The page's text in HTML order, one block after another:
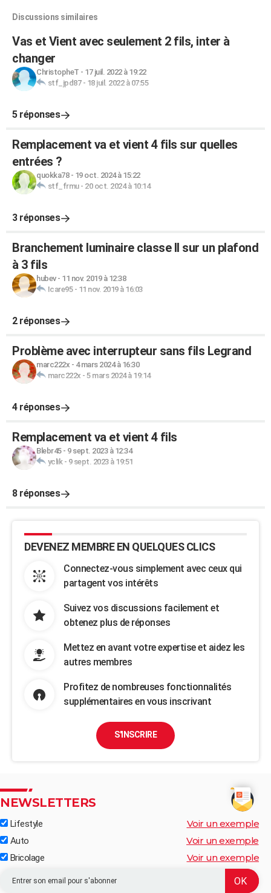
Discussions similaires
Vas et Vient avec seulement 2 fils, inter à
changer
ChristopheT - 17 juil. 2022 à 19:22
stf_jpd87- 18 juil. 2022 à 07:55
5 réponses
Remplacement va et vient 4 fils sur quelles
entrées ?
quokka78- 19 oct. 2024 à 15:22
stf_frmu- 20 oct. 2024 à 10:14
3 réponses
Branchement luminaire classe II sur un plafond
à 3 fils
hubev- 11 nov. 2019 à 12:38
Icare95- 11 nov. 2019 à 16:03
2 réponses
Problème avec interrupteur sans fils Legrand
marc222x - 4 mars 2024 à 16:30
marc222x - 5 mars 2024 à 19:14
4 réponses
Remplacement va et vient 4 fils
Blebr45- 9 sept. 2023 à 12:34
yclik- 9 sept. 2023 à 19:51
8 réponses
DEVENEZ MEMBRE EN QUELQUES CLICS
Connectez-vous simplement avec ceux qui
partagent vos intérêts
Suivez vos discussions facilement et
obtenez plus de réponses
Mettez en avant votre expertise et aidez les
autres membres
Profitez de nombreuses fonctionnalités
supplémentaires en vous inscrivant
S'INSCRIRE
NEWSLETTERS
Lifestyle Voir un exemple
Auto Voir un exemple
Bricolage Voir un exemple